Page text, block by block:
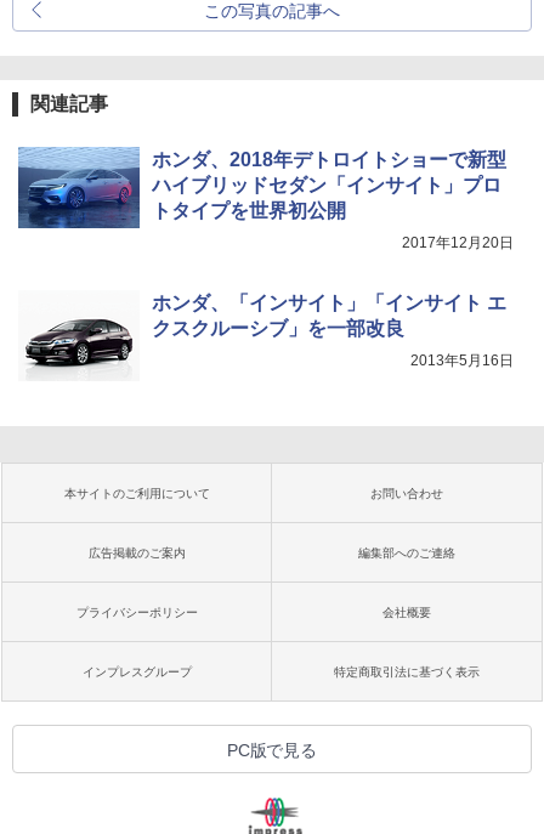
この写真の記事へ
関連記事
ホンダ、2018年デトロイトショーで新型
ハイブリッドセダン「インサイト」プロ
トタイプを世界初公開
2017年12月20日
ホンダ、「インサイト」「インサイト エ
クスクルーシブ」を一部改良
2013年5月16日
本サイトのご利用について お問い合わせ
広告掲載のご案内 編集部へのご連絡
プライバシーポリシー 会社概要
インプレスグループ 特定商取引法に基づく表示
PC版で見る